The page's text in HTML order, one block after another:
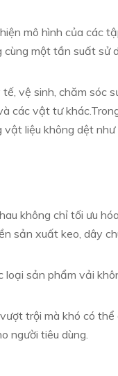
mô hình của các
một tần suất sử
vệ sinh, chăm sóc
các vật tư
liệu không dệt
không chỉ tối ưu
sản xuất keo, dây
sản phẩm vải
trội mà khó có
người tiêu dùng.